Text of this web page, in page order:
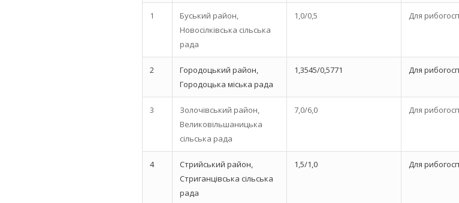
1
Буський район,
Новосілківська сільська
рада
1,0/0,5 Для
2
Городоцький район,
Городоцька міська рада
1,3545/0,5771 Для
3
Золочівський район,
Великовільшаницька
сільська рада
7,0/6,0 Для
4
Стрийський район,
Стриганцівська сільська
рада
1,5/1,0 Для